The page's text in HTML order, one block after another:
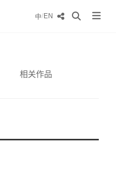
中/EN
相关作品